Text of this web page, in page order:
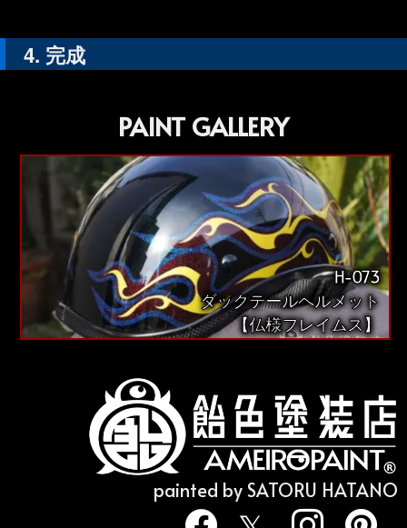
完成
PAINT GALLERY
H-073
ダックテールヘルメット
【仏様フレイムス】
painted by SATORU HATANO